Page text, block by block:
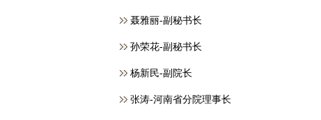
聂雅丽-副秘书长
孙荣花-副秘书长
杨新民-副院长
张涛-河南省分院理事长